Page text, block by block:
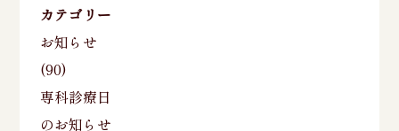
カテゴリー
お知らせ
(90)
専科診療日
のお知らせ